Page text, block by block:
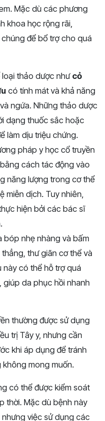
Mặc dù các phương
khoa học rộng rãi,
để bổ trợ cho quá
loại thảo dược như cỏ
có tính mát và khả năng
ngứa. Những thảo dược
dạng thuốc sắc hoặc
làm dịu triệu chứng.
pháp y học cổ truyền
cách tác động vào
năng lượng trong cơ thể
miễn dịch. Tuy nhiên,
hiện bởi các bác sĩ
bóp nhẹ nhàng và bấm
thư giãn cơ thể và
có thể hỗ trợ quá
giúp da phục hồi nhanh
thường được sử dụng
trị Tây y, nhưng cần
khi áp dụng để tránh
mong muốn.
có thể được kiểm soát
thời. Mặc dù bệnh này
việc sử dụng các